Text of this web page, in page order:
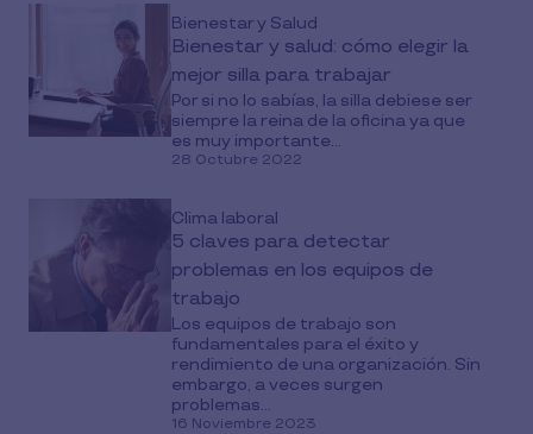
Bienestar y Salud
Bienestar y salud: cómo elegir la
mejor silla para trabajar
Por si no lo sabías, la silla debiese ser
siempre la reina de la oficina ya que
es muy importante...
28 Octubre 2022
Clima laboral
5 claves para detectar
problemas en los equipos de
trabajo
Los equipos de trabajo son
fundamentales para el éxito y
rendimiento de una organización. Sin
embargo, a veces surgen
problemas...
16 Noviembre 2023